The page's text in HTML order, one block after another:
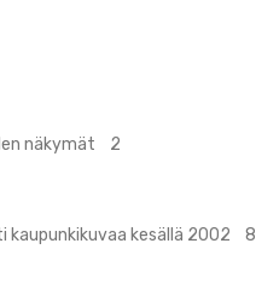
näkymät 2
kaupunkikuvaa kesällä 2002 8